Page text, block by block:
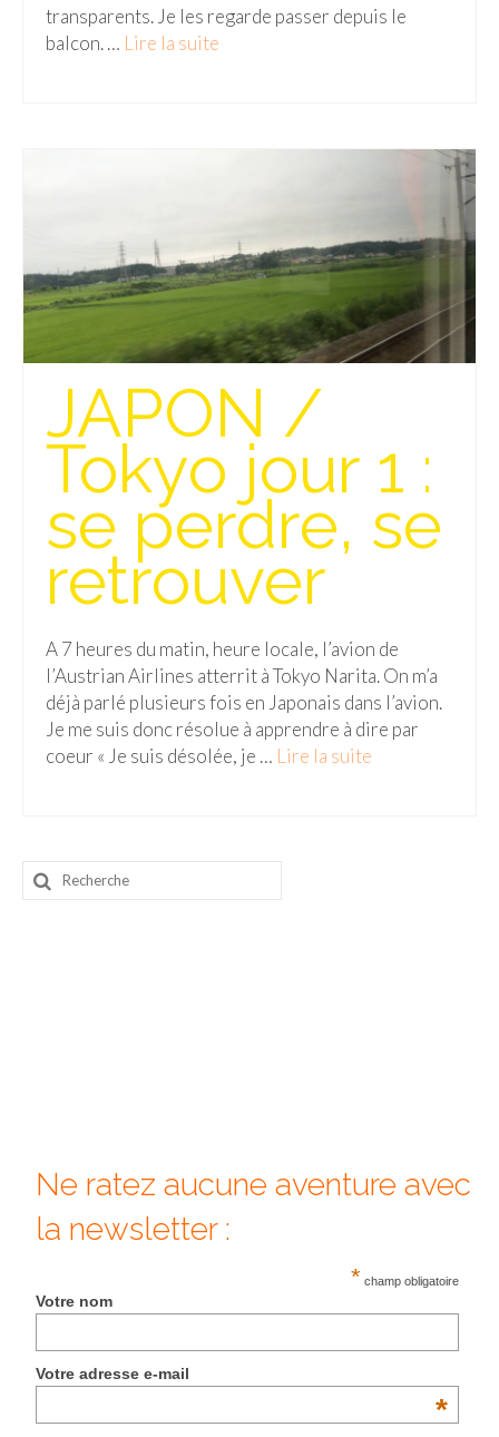
Munich
Royaume-Uni
ALLEMAGNE
– Berlin
– Munich
BOLIVIE
– Sucre
CHILI
CHINE
– Beijing
– Guilin
– Séoul
JAPON
– Osaka
USA
transparents. Je les regarde passer depuis le
balcon. … Lire la suite­­
JAPON /
Tokyo jour 1 :
se perdre, se
retrouver
A 7 heures du matin, heure locale, l’avion de
l’Austrian Airlines atterrit à Tokyo Narita. On m’a
déjà parlé plusieurs fois en Japonais dans l’avion.
Je me suis donc résolue à apprendre à dire par
coeur « Je suis désolée, je … Lire la suite­­
Rechercher
:
Ne ratez aucune aventure avec
la newsletter :
* champ obligatoire
Votre nom
Votre adresse e-mail
*